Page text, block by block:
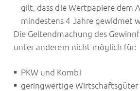
gilt, dass die Wertpapiere dem
mindestens 4 Jahre gewidmet
Die Geltendmachung des
unter anderem nicht möglich für:
PKW und Kombi
geringwertige Wirtschaftsgüter